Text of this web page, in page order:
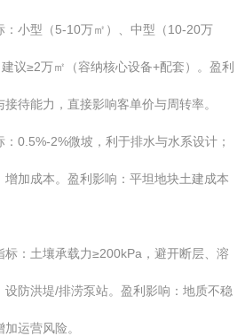
型（5-10万㎡）、中型（10-20万
议≥2万㎡（容纳核心设备+配套）。盈利
待能力，直接影响客单价与周转率。
2%微坡，利于排水与水系设计；
加成本。盈利影响：平坦地块土建成本
土壤承载力≥200kPa，避开断层、溶
防洪堤/排涝泵站。盈利影响：地质不稳
运营风险。